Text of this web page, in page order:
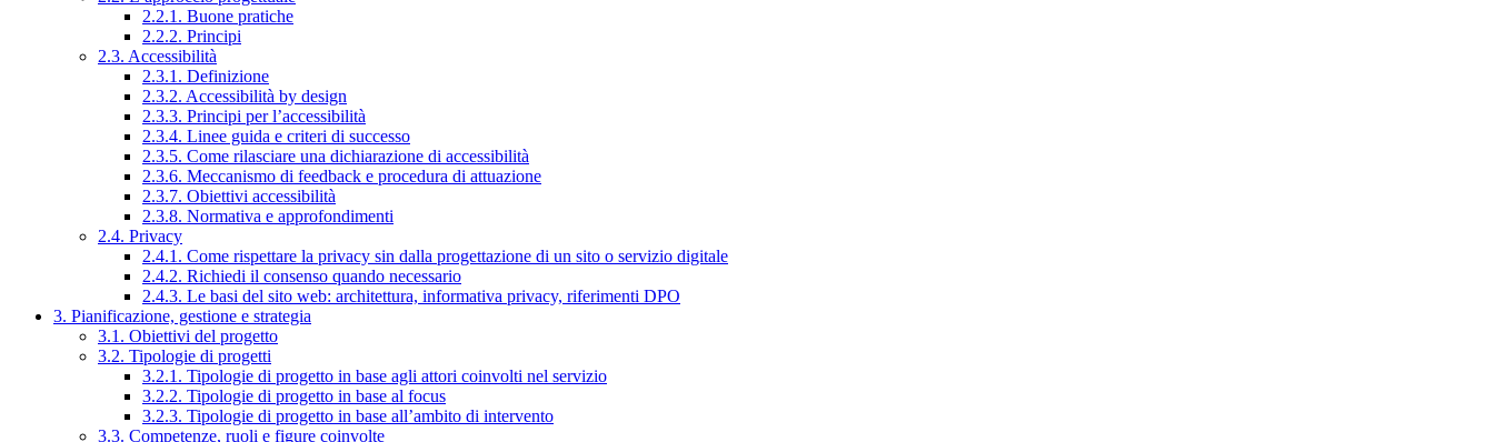
2.2.1. Buone pratiche
2.2.2. Principi
2.3. Accessibilità
2.3.1. Definizione
2.3.2. Accessibilità by design
2.3.3. Principi per l’accessibilità
2.3.4. Linee guida e criteri di successo
2.3.5. Come rilasciare una dichiarazione di accessibilità
2.3.6. Meccanismo di feedback e procedura di attuazione
2.3.7. Obiettivi accessibilità
2.3.8. Normativa e approfondimenti
2.4. Privacy
2.4.1. Come rispettare la privacy sin dalla progettazione di un sito o servizio digitale
2.4.2. Richiedi il consenso quando necessario
2.4.3. Le basi del sito web: architettura, informativa privacy, riferimenti DPO
3. Pianificazione, gestione e strategia
3.1. Obiettivi del progetto
3.2. Tipologie di progetti
3.2.1. Tipologie di progetto in base agli attori coinvolti nel servizio
3.2.2. Tipologie di progetto in base al focus
3.2.3. Tipologie di progetto in base all’ambito di intervento
3.3. Competenze, ruoli e figure coinvolte